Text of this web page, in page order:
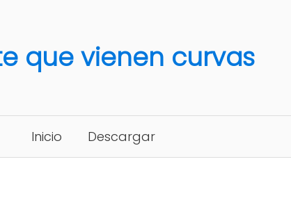
que vienen curvas
Inicio Descargar